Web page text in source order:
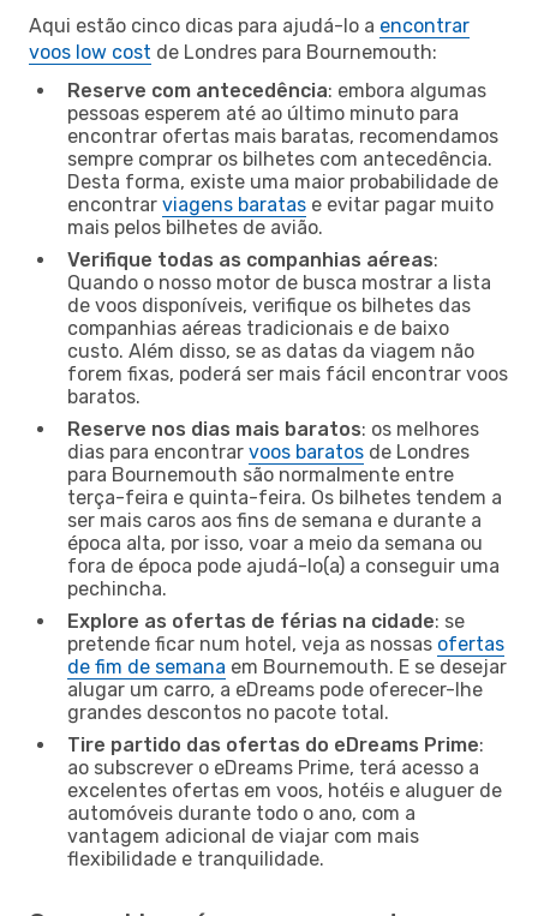
Aqui estão cinco dicas para ajudá-lo a encontrar
voos low cost de Londres para Bournemouth:
Reserve com antecedência: embora algumas
pessoas esperem até ao último minuto para
encontrar ofertas mais baratas, recomendamos
sempre comprar os bilhetes com antecedência.
Desta forma, existe uma maior probabilidade de
encontrar viagens baratas e evitar pagar muito
mais pelos bilhetes de avião.
Verifique todas as companhias aéreas:
Quando o nosso motor de busca mostrar a lista
de voos disponíveis, verifique os bilhetes das
companhias aéreas tradicionais e de baixo
custo. Além disso, se as datas da viagem não
forem fixas, poderá ser mais fácil encontrar voos
baratos.
Reserve nos dias mais baratos: os melhores
dias para encontrar voos baratos de Londres
para Bournemouth são normalmente entre
terça-feira e quinta-feira. Os bilhetes tendem a
ser mais caros aos fins de semana e durante a
época alta, por isso, voar a meio da semana ou
fora de época pode ajudá-lo(a) a conseguir uma
pechincha.
Explore as ofertas de férias na cidade: se
pretende ficar num hotel, veja as nossas ofertas
de fim de semana em Bournemouth. E se desejar
alugar um carro, a eDreams pode oferecer-lhe
grandes descontos no pacote total.
Tire partido das ofertas do eDreams Prime:
ao subscrever o eDreams Prime, terá acesso a
excelentes ofertas em voos, hotéis e aluguer de
automóveis durante todo o ano, com a
vantagem adicional de viajar com mais
flexibilidade e tranquilidade.